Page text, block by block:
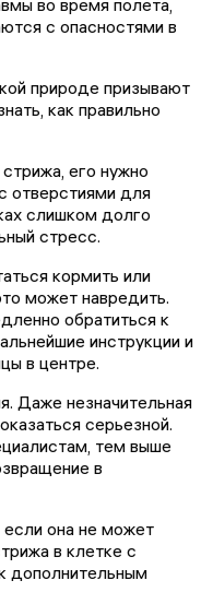
с опасностями в
природе призывают
как правильно
его нужно
отверстиями для
слишком долго
стресс.
кормить или
может навредить.
обратиться к
инструкции и
в центре.
Даже незначительная
серьезной.
тем выше
в
она не может
в клетке с
дополнительным